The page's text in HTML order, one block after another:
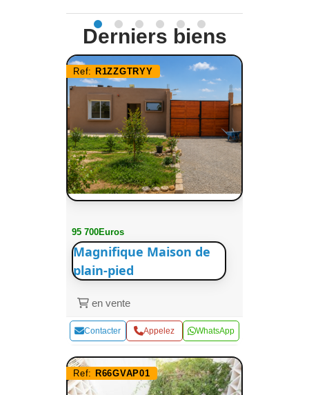
Derniers biens
Ref: R1ZZGTRYY
95 700Euros
Magnifique Maison de
plain-pied
en vente
Contacter Appelez WhatsApp
Ref: R66GVAP01